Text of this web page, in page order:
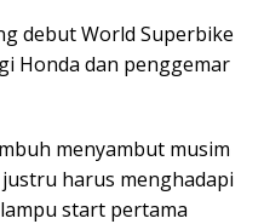
debut World Superbike
Honda dan penggemar
menyambut musim
harus menghadapi
start pertama